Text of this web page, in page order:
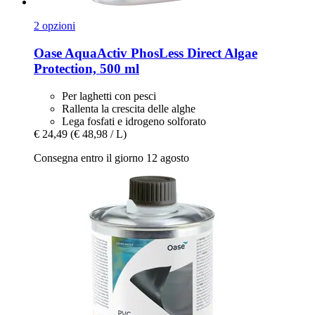
2 opzioni
Oase AquaActiv PhosLess Direct Algae
Protection, 500 ml
Per laghetti con pesci
Rallenta la crescita delle alghe
Lega fosfati e idrogeno solforato
€ 24,49 (€ 48,98 / L)
Consegna entro il giorno 12 agosto